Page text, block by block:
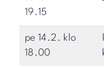
19.15
pe 14.2. klo
18.00